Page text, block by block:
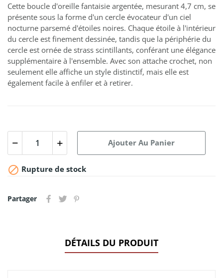
Cette boucle d'oreille fantaisie argentée, mesurant 4,7 cm, se
présente sous la forme d'un cercle évocateur d'un ciel
nocturne parsemé d'étoiles noires. Chaque étoile à l'intérieur
du cercle est finement dessinée, tandis que la périphérie du
cercle est ornée de strass scintillants, conférant une élégance
supplémentaire à l'ensemble. Avec son attache crochet, non
seulement elle affiche un style distinctif, mais elle est
également facile à enfiler et à retirer.
Ajouter Au Panier
 Rupture de stock
Partager
DÉTAILS DU PRODUIT